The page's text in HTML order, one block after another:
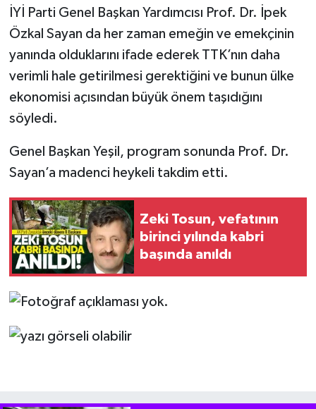
İYİ Parti Genel Başkan Yardımcısı Prof. Dr. İpek
Özkal Sayan da her zaman emeğin ve emekçinin
yanında olduklarını ifade ederek TTK’nın daha
verimli hale getirilmesi gerektiğini ve bunun ülke
ekonomisi açısından büyük önem taşıdığını
söyledi.
Genel Başkan Yeşil, program sonunda Prof. Dr.
Sayan’a madenci heykeli takdim etti.
Zeki Tosun, vefatının
birinci yılında kabri
başında anıldı